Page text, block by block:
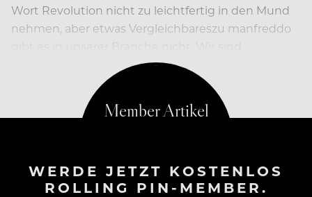
Wort Revolution nicht zu leichtfertig in den Mund
nehmen, aber etwas Vergleichbareszu manfreddo
WERDE JETZT KOSTENLOS
ROLLING PIN-MEMBER.